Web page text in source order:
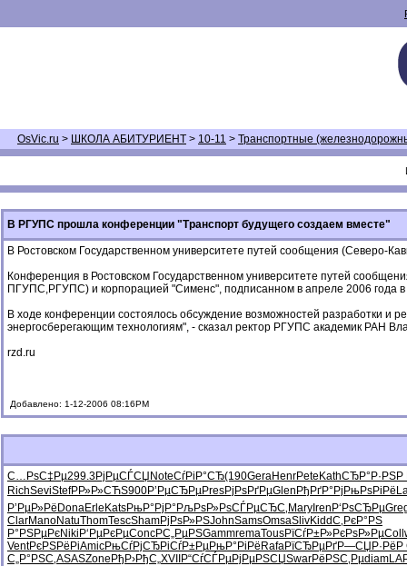
OsVic.ru > ШКОЛА АБИТУРИЕНТ > 10-11 > Транспортные
В РГУПС прошла конференции "Транспорт будущего создаем вместе"
В Ростовском Государственном университете путей сообщения (Северо-
Конференция в Ростовском Государственном университете путей
ПГУПС,РГУПС) и корпорацией "Сименс", подписанном в апреле 2006 года
В ходе конференции состоялось обсуждение возможностей разработки
энергосберегающим технологиям", - сказал ректор РГУПС академик РАН
rzd.ru
Добавлено: 1-12-2006 08:16PM
С…РѕС‡Рµ299.3РјРµСЃСЏ NoteСѓРіР°СЂ(190GeraHenrPete KathСЂР°Р·РЅР
RichSeviStefРР»Р»СЋS900Р’РµСЂРµPresРјРѕРґРµGlen РђРґР°Рј РњРѕРіРё
Р’РµР»Рё DonaErle KatsРњР°РјР° РљРѕР»РѕСЃРµСЂС‚ Mary Iren Р‘РѕСЂРµ
ClarManoNatuThomTescShamРјРѕР»РЅJohnSamsOmsaSlivKiddС‚РєР°РЅ
Р°РЅРµРєNiki Р‘РµРєРµConcР­С„РµРЅGammremaTousРїСѓР±Р»РєРѕР»РµColl
VentРєРЅРёРіAmicРњСѓРјСЂРіСѓР±РµРњР°РіРё RafaРїСЂРµРґР—СЏР·Рё Р
С„Р°РЅС‚ASASZone РђР›РђС„XVII Р“СѓСЃРµРјРµРЅСЏSwarРёРЅС‚Рµdiam